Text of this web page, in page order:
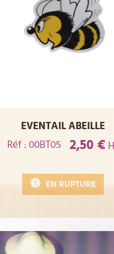
EVENTAIL ABEILLE
Réf : 00BT05
2,50 €
EN RUPTURE